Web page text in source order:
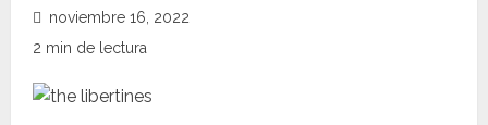
noviembre 16, 2022
2 min de lectura